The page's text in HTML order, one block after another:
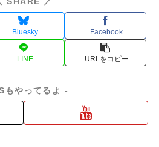
Bluesky Facebook
LINE コピー
もやってるよ -